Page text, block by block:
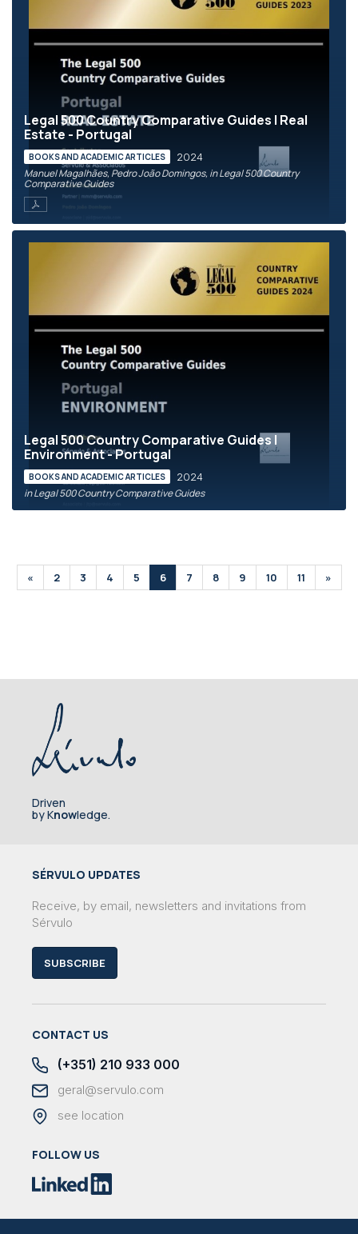
Legal 500 Country Comparative Guides | Real
Estate - Portugal
BOOKS AND ACADEMIC ARTICLES 2024
Manuel Magalhães, Pedro João Domingos, in Legal 500 Country
Comparative Guides
Legal 500 Country Comparative Guides |
Environment - Portugal
BOOKS AND ACADEMIC ARTICLES 2024
in Legal 500 Country Comparative Guides
« 2 3 4 5 6 7 8 9 10 11 »
Driven
by Knowledge.
SÉRVULO UPDATES
Receive, by email, newsletters and invitations from
Sérvulo
SUBSCRIBE
CONTACT US
(+351) 210 933 000
geral@servulo.com
see location
FOLLOW US